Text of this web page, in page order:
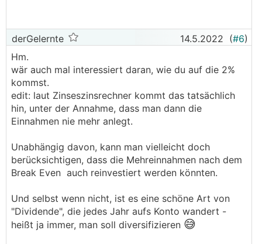
50k€
───────────────
Ich kenn zwar deine Gegebenheiten vor Ort
nicht, aber du bist ja Handwerklich geschickt. Mit
einem Elektriker in der Hinterhand würde ich
sagen kostet dir die Anlage nicht Mal die Hälfte.
───────────────
Mit 1000€/kWp kann man schon rechnen.
derGelernte 14.5.2022 (#6)
Hm.
wär auch mal interessiert daran, wie du auf die 2%
kommst.
edit: laut Zinseszinsrechner kommt das tatsächlich
hin, unter der Annahme, dass man dann die
Einnahmen nie mehr anlegt.
Unabhängig davon, kann man vielleicht doch
berücksichtigen, dass die Mehreinnahmen nach dem
Break Even auch reinvestiert werden könnten.
Und selbst wenn nicht, ist es eine schöne Art von
"Dividende", die jedes Jahr aufs Konto wandert -
heißt ja immer, man soll diversifizieren 😅